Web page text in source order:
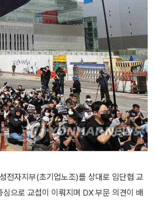
전자지부(초기업노조)를 상대로 임단협 교
으로 교섭이 이뤄지며 DX 부문 의견이 배